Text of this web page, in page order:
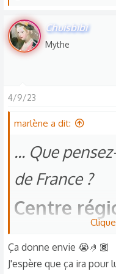
Maintenant mon
unhébergement
Ses parents
s
r
é
t
o
Chuisbibi
Mythe
4/9/23
marlène a dit:
... Que
de France ?
Centre
Ça donne envie 😭🤌🏾
J'espère que ça ira pour